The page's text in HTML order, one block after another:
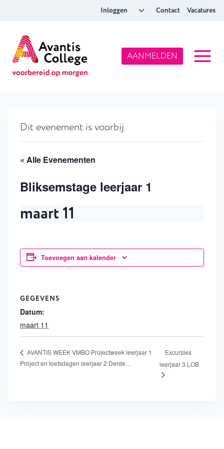
inhoud
Inloggen
ToggleContact Vacatures
AANMELDEN
Dit evenement is voorbij.
« Alle Evenementen
Bliksemstage leerjaar 1
maart 11
Toevoegen aan kalender
GEGEVENS
Datum:
maart 11
AVANTIS WEEK VMBO Projectweek leerjaar 1
Project en toetsdagen leerjaar 2 Derde…
Excursies
leerjaar 3 LOB